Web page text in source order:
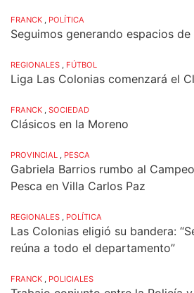
FRANCK POLÍTICA
Seguimos generando espacios
REGIONALES FÚTBOL
Liga Las Colonias comenzará el
FRANCK SOCIEDAD
Clásicos en la Moreno
PROVINCIAL PESCA
Gabriela Barrios rumbo al
Pesca en Villa Carlos Paz
REGIONALES POLÍTICA
Las Colonias eligió su bandera:
reúna a todo el departamento”
FRANCK POLICIALES